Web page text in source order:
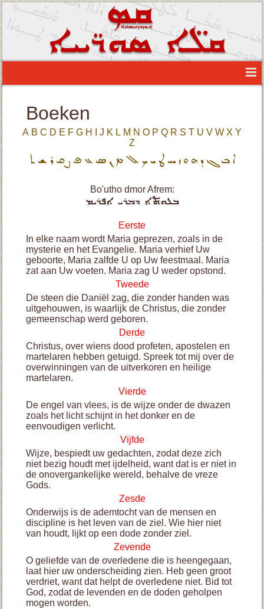
Boeken
A B C D E F G H J K L M N O P Q R S T U V W X Y
Z
ܐ ܒ ܓ ܕ ܗ ܘ ܙ ܚ ܛ ܝ ܟ ܠ ܡ ܢ ܣ ܥ ܦ ܨ ܩ ܪ ܫ ܬ
Bo'utho dmor Afrem:
ܒܥܘܬܐ ܕܡܪܝ ܐܦܪܝܡ
Eerste
In elke naam wordt Maria geprezen, zoals in de
mysterie en het Evangelie. Maria verhief Uw
geboorte, Maria zalfde U op Uw feestmaal. Maria
zat aan Uw voeten. Maria zag U weder opstond.
Tweede
De steen die Daniël zag, die zonder handen was
uitgehouwen, is waarlijk de Christus, die zonder
gemeenschap werd geboren.
Derde
Christus, over wiens dood profeten, apostelen en
martelaren hebben getuigd. Spreek tot mij over de
overwinningen van de uitverkoren en heilige
martelaren.
Vierde
De engel van vlees, is de wijze onder de dwazen
zoals het licht schijnt in het donker en de
eenvoudigen verlicht.
Vijfde
Wijze, bespiedt uw gedachten, zodat deze zich
niet bezig houdt met ijdelheid, want dat is er niet in
de onovergankelijke wereld, behalve de vreze
Gods.
Zesde
Onderwijs is de ademtocht van de mensen en
discipline is het leven van de ziel. Wie hier niet
van houdt, lijkt op een dode zonder ziel.
Zevende
O geliefde van de overledene die is heengegaan,
laat hier uw onderscheiding zien. Heb geen groot
verdriet, want dat helpt de overledene niet. Bid tot
God, zodat de levenden en de doden geholpen
mogen worden.